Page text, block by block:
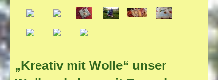
„Kreativ mit Wolle“ unser